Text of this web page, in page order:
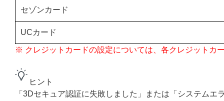
セゾンカード
UCカード
※ クレジットカードの設定については、各クレジットカ
ヒント
「3Dセキュア認証に失敗しました」または「システム